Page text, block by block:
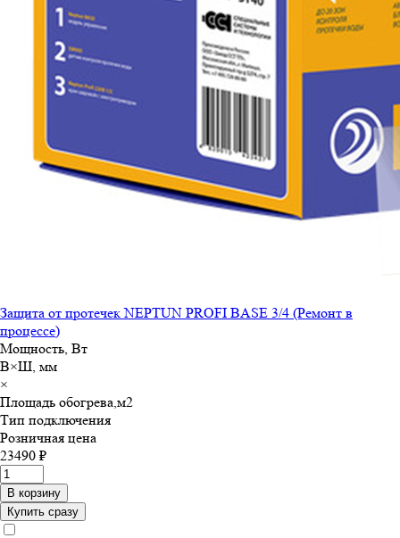
Защита от протечек NEPTUN PROFI BASE 3/4 (Ремонт в
процессе)
Мощность, Вт
В×Ш, мм
×
Площадь обогрева,м2
Тип подключения
Розничная цена
23490 ₽
В корзину
Купить сразу